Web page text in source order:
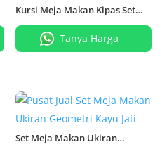
Kursi Meja Makan Kipas Set
Tanya Harga
Set Meja Makan Ukiran